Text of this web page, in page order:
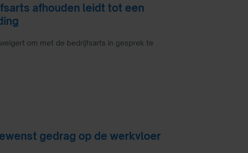
afhouden leidt tot een
om met de bedrijfsarts in gesprek te
gedrag op de werkvloer